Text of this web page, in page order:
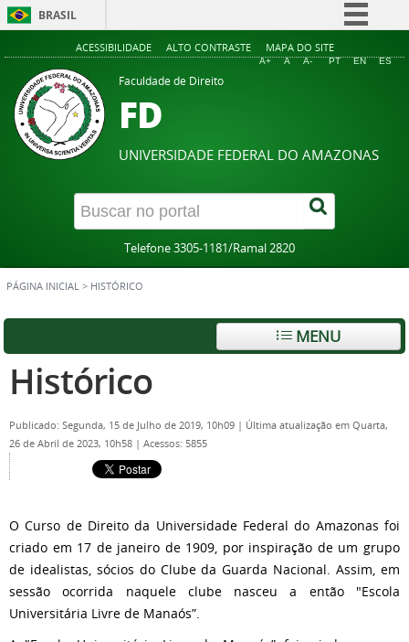
BRASIL
Simplifique!
Legislação
Canais
ACESSIBILIDADE ALTO CONTRASTE MAPA DO SITE
A+ A A- PT EN ES
Faculdade de Direito
FD
UNIVERSIDADE FEDERAL DO AMAZONAS
Telefone 3305-1181/Ramal 2820
PÁGINA INICIAL > HISTÓRICO
MENU
Histórico
Publicado: Segunda, 15 de Julho de 2019, 10h09 | Última atualização em Quarta,
26 de Abril de 2023, 10h58 | Acessos: 5855
O Curso de Direito da Universidade Federal do Amazonas foi
criado em 17 de janeiro de 1909, por inspiração de um grupo
de idealistas, sócios do Clube da Guarda Nacional. Assim, em
sessão ocorrida naquele clube nasceu a então "Escola
Universitária Livre de Manaós”.